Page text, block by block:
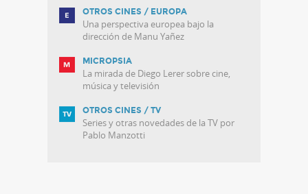
OTROS CINES / EUROPA
Una perspectiva europea bajo la
dirección de Manu Yañez
MICROPSIA
La mirada de Diego Lerer sobre cine,
música y televisión
OTROS CINES / TV
Series y otras novedades de la TV por
Pablo Manzotti